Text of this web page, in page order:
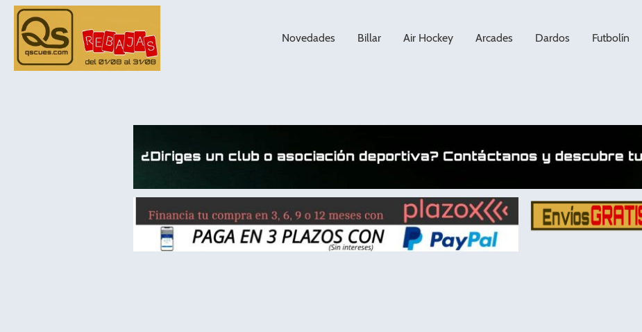
Novedades Billar Air Hockey Arcades Dardos Futbolín